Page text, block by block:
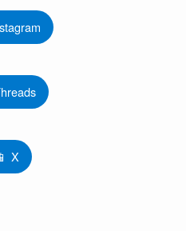
📱 X